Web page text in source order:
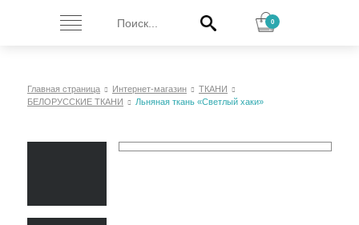
0
Главная страница Интернет-магазин
ТКАНИ
БЕЛОРУССКИЕ ТКАНИ
Льняная ткань «Светлый хаки»